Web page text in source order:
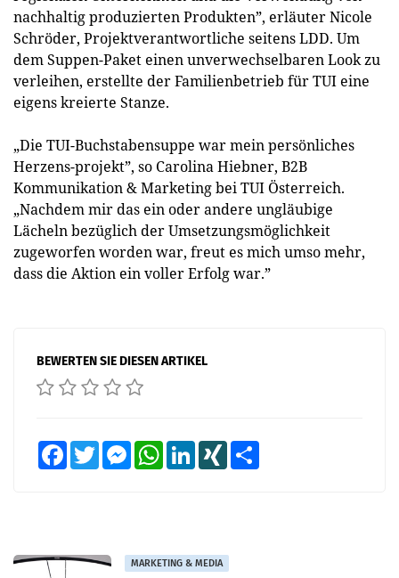
nachhaltig produzierten Produkten”, erläuter Nicole
Schröder, Projektverantwortliche seitens LDD. Um
dem Suppen-Paket einen unverwechselbaren Look zu
verleihen, erstellte der Familienbetrieb für TUI eine
eigens kreierte Stanze.
„Die TUI-Buchstabensuppe war mein persönliches
Herzens-projekt”, so Carolina Hiebner, B2B
Kommunikation & Marketing bei TUI Österreich.
„Nachdem mir das ein oder andere ungläubige
Lächeln bezüglich der Umsetzungsmöglichkeit
zugeworfen worden war, freut es mich umso mehr,
dass die Aktion ein voller Erfolg war.”
BEWERTEN SIE DIESEN ARTIKEL
FacebookTwitter MessengerWhatsAppLinkedInXING
MARKETING & MEDIA